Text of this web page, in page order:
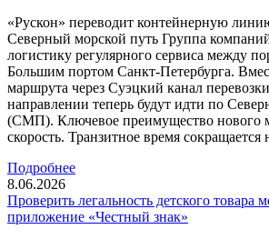
«Рускон» переводит контейнерную
Северный морской путь Группа
логистику регулярного сервиса между
Большим портом Санкт-Петербурга.
маршрута через Суэцкий канал
направлении теперь будут идти по
(СМП). Ключевое преимущество нового
скорость. Транзитное время
Подробнее
8.06.2026
Проверить легальность детского товара
приложение «Честный знак»